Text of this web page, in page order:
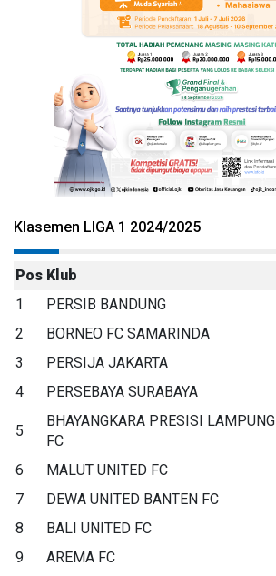
Klasemen LIGA 1 2024/2025
Pos Klub
1
PERSIB BANDUNG
2
BORNEO FC SAMARINDA
3
PERSIJA JAKARTA
4
PERSEBAYA SURABAYA
5
BHAYANGKARA PRESISI LAMPUNG
FC
6 MALUT UNITED FC
7
DEWA UNITED BANTEN FC
8
BALI UNITED FC
9
AREMA FC